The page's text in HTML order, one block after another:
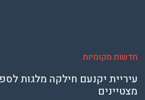
חדשות מקומיות
עיריית יקנעם חילקה מלגות
מצטיינים